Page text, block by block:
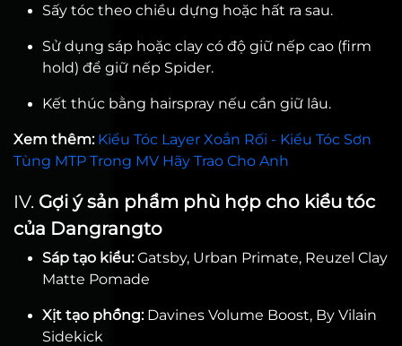
Sấy tóc theo chiều dựng hoặc hất ra sau.
Sử dụng sáp hoặc clay có độ giữ nếp cao (firm
hold) để giữ nếp Spider.
Kết thúc bằng hairspray nếu cần giữ lâu.
Xem thêm: Kiểu Tóc Layer Xoắn Rối - Kiểu Tóc Sơn
Tùng MTP Trong MV Hãy Trao Cho Anh
IV. Gợi ý sản phẩm phù hợp cho kiểu tóc
của Dangrangto
Sáp tạo kiểu:Gatsby, Urban Primate, Reuzel Clay
Matte Pomade
Xịt tạo phồng:Davines Volume Boost, By Vilain
Sidekick